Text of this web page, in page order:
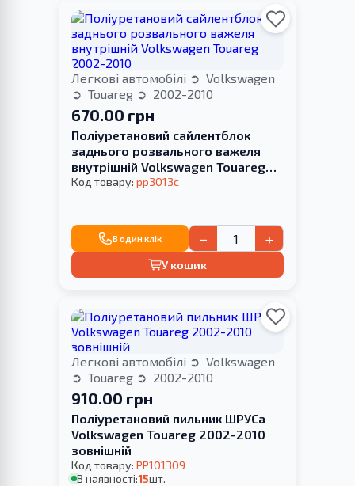
Легкові автомобілі
Volkswagen
Touareg
2002-2010
670.00 грн
Поліуретановий сайлентблок
заднього розвального важеля
внутрішній Volkswagen Touareg
2002-2010
Код товару: pp3013c
В один клік − +
У кошик
Легкові автомобілі
Volkswagen
Touareg
2002-2010
910.00 грн
Поліуретановий пильник ШРУСа
Volkswagen Touareg 2002-2010
зовнішній
Код товару: PP101309
В наявності:15шт.